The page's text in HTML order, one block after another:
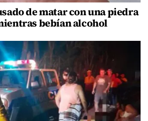
de matar con una piedra
bebían alcohol